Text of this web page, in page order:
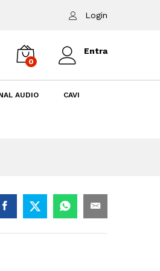
Login
0
Entra
AUDIO CAVI
Aggiungi al carrello